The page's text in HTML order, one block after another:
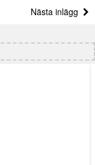
Nästa inlägg